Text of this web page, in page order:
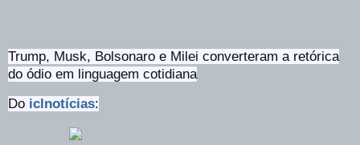
Trump, Musk, Bolsonaro e Milei converteram a retórica
do ódio em linguagem cotidiana
Do iclnotícias: